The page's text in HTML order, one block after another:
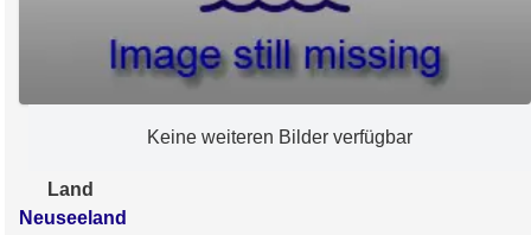
Keine weiteren Bilder verfügbar
Land
Neuseeland